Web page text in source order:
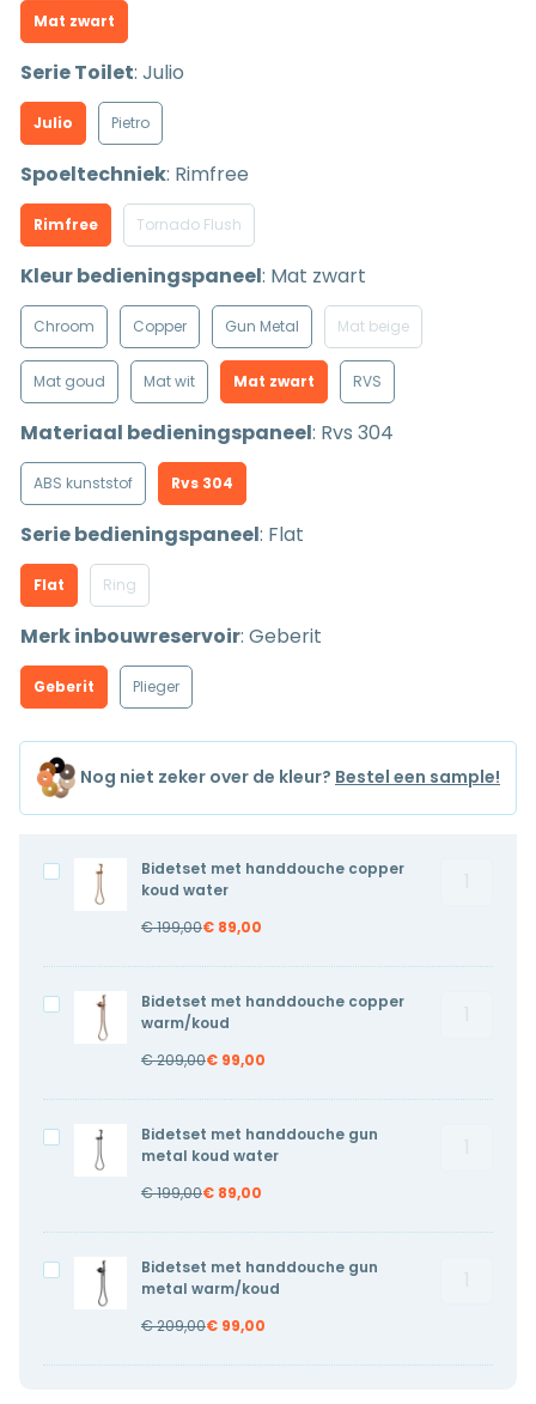
Mat zwart
Serie Toilet: Julio
Julio Pietro
Spoeltechniek: Rimfree
Rimfree Tornado Flush
Kleur bedieningspaneel: Mat zwart
Chroom Copper Gun Metal Mat beige
Mat goud Mat wit Mat zwart RVS
Materiaal bedieningspaneel: Rvs 304
ABS kunststof Rvs 304
Serie bedieningspaneel: Flat
Flat Ring
Merk inbouwreservoir: Geberit
Geberit Plieger
Nog niet zeker over de kleur? Bestel een sample!
Bidetset
met
handdouche
copper
koud
water
Bidetset met handdouche copper
koud water
copper
€199,00€ 89,00
Bidetset
met
handdouche
copper
warm/koud
Bidetset met handdouche copper
warm/koud
copper
€209,00€ 99,00
Bidetset
met
handdouche
gun
metal
koud
Bidetset met handdouche gun
metal koud water
gun
€199,00€ 89,00
Bidetset
met
handdouche
gun
Bidetset met handdouche gun
metal warm/koud
gun
€209,00€ 99,00